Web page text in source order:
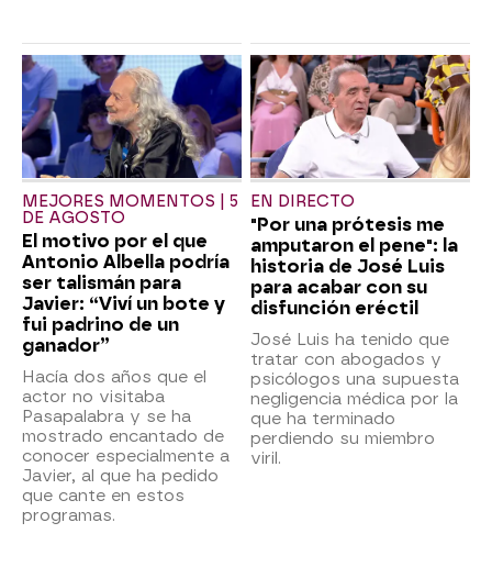
MEJORES MOMENTOS | 5
DE AGOSTO
El motivo por el que
Antonio Albella podría
ser talismán para
Javier: “Viví un bote y
fui padrino de un
ganador”
Hacía dos años que el
actor no visitaba
Pasapalabra y se ha
mostrado encantado de
conocer especialmente a
Javier, al que ha pedido
que cante en estos
programas.
EN DIRECTO
"Por una prótesis me
amputaron el pene": la
historia de José Luis
para acabar con su
disfunción eréctil
José Luis ha tenido que
tratar con abogados y
psicólogos una supuesta
negligencia médica por la
que ha terminado
perdiendo su miembro
viril.